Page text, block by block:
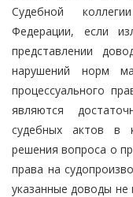
Судебной
Федерации, если
представлении
нарушений норм
процессуального
являются
судебных актов в
решения вопроса о
права на
указанные доводы